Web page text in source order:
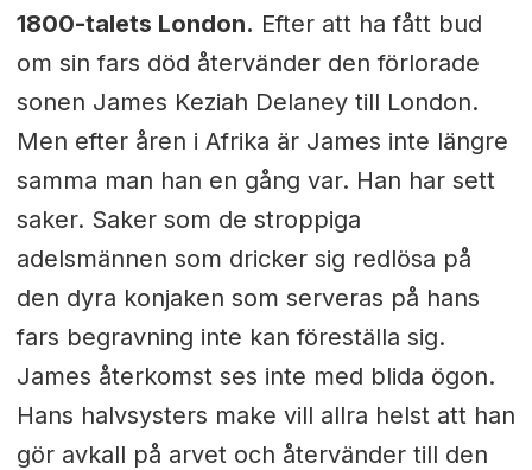
1800-talets London. Efter att ha fått bud
om sin fars död återvänder den förlorade
sonen James Keziah Delaney till London.
Men efter åren i Afrika är James inte längre
samma man han en gång var. Han har sett
saker. Saker som de stroppiga
adelsmännen som dricker sig redlösa på
den dyra konjaken som serveras på hans
fars begravning inte kan föreställa sig.
James återkomst ses inte med blida ögon.
Hans halvsysters make vill allra helst att han
gör avkall på arvet och återvänder till den